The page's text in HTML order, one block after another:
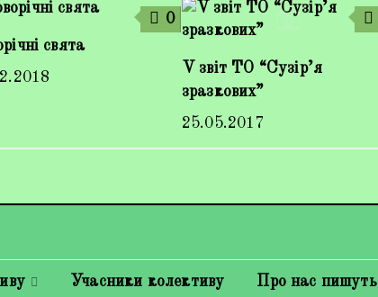
0
свята
V звіт ТО “Сузір’я
зразкових”
25.05.2017
Учасники колективу Про нас пишуть